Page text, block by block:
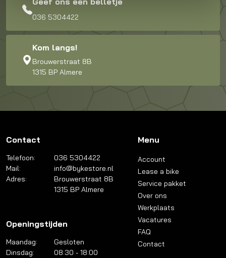
036 5304422
Kom langs!
Brouwerstraat 8B
1315 BP Almere
Contact
Telefoon:
036 5304422
Mail:
info@bykestore.nl
Adres:
Brouwerstraat 8B
1315 BP Almere
Openingstijden
Maandag:
Gesloten
Dinsdag:
08:30 - 18:00
Menu
Account
Lease a bike
Service pakket
Over ons
Werkplaats
Vacatures
FAQ
Contact